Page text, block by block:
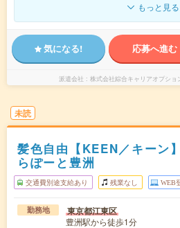
もっと見る
気になる! 応募へ進む
派遣会社 株式会社綜合キャリアオプシ
未読
髪色自由【KEEN／キーン
らぽーと豊洲
交通費別途支給あり 残業なし WEB
勤務地 東京都江東区
豊洲駅から徒歩1分